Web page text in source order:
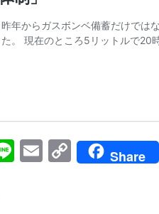
LineEmailCopyShare